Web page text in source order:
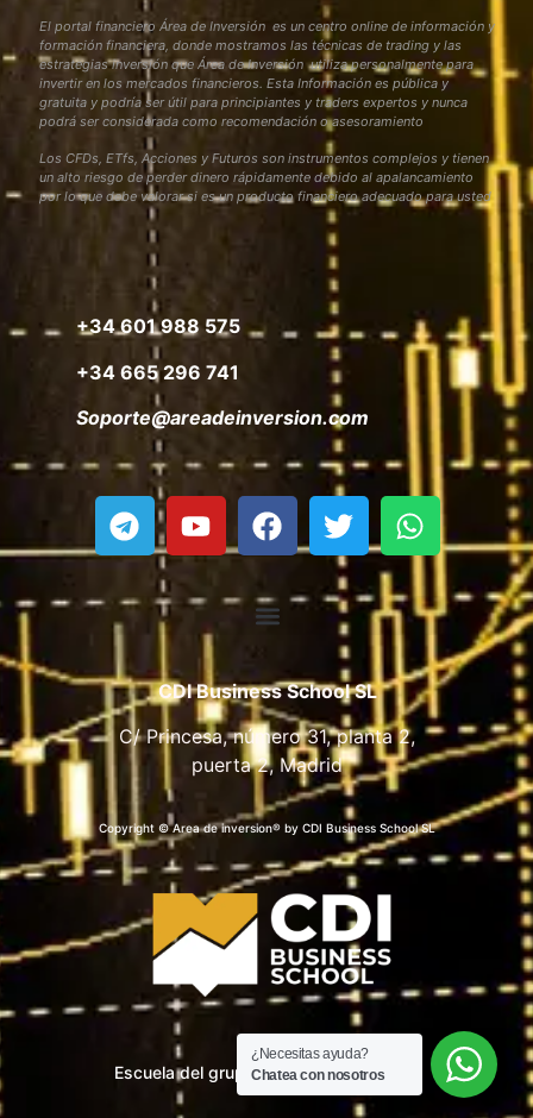
El portal financiero Área de Inversión es un centro online de información y
formación financiera, donde mostramos las técnicas de trading y las
estrategias inversión que Área de Inversión utiliza personalmente para
invertir en los mercados financieros. Esta Información es pública y
gratuita y podría ser útil para principiantes y traders expertos y nunca
podrá ser considerada como recomendación o asesoramiento
Los CFDs, ETfs, Acciones y Futuros son instrumentos complejos y tienen
un alto riesgo de perder dinero rápidamente debido al apalancamiento
por lo que debe valorar si es un producto financiero adecuado para usted
+34 601 988 575
+34 665 296 741
Soporte@areadeinversion.com
CDI Business School SL
C/ Princesa, número 31, planta 2,
puerta 2, Madrid
Copyright © Area de inversion® by CDI Business School SL
Escuela del grupo CDI Business School
¿Necesitas ayuda?
Chatea con nosotros